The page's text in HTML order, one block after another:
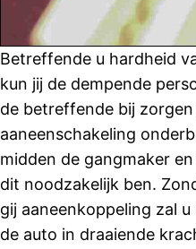
Betreffende u hardheid
kun jij de dempende
de betreffende bij
aaneenschakeling
midden de gangmaker
dit noodzakelijk ben.
gij aaneenkoppeling zal
de auto in draaiende